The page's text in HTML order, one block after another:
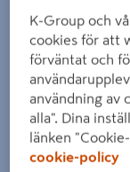
Aspåsvägen 14
872 43 Kramfors
Telefon
061 2-6
E-postadress
K-Group och
cookies för att
förväntat och
användning av
alla". Dina
länken
cookie-policy